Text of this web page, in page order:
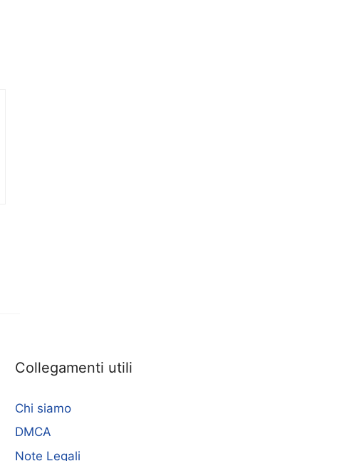
Collegamenti utili
Chi siamo
DMCA
Note Legali